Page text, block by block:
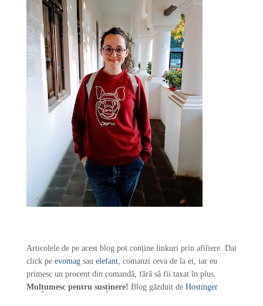
Articolele de pe acest blog pot conține linkuri prin afiliere. Dai
click pe evomag sau elefant , comanzi ceva de la ei, iar eu
primesc un procent din comandă, fără să fii taxat în plus.
Mulțumesc pentru susținere! Blog găzduit de Hostinger